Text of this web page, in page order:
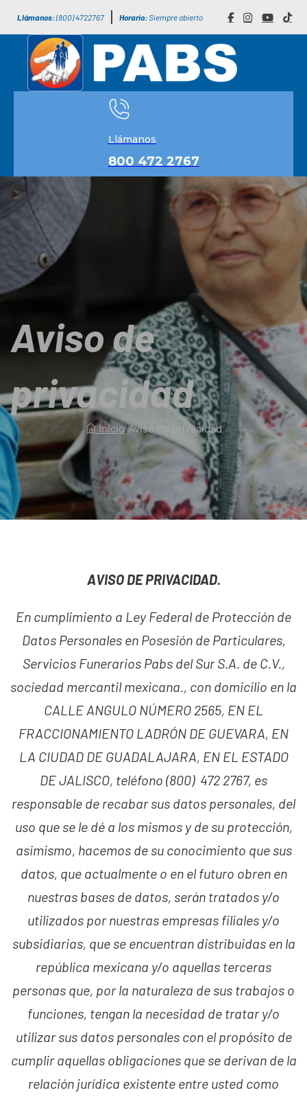
Llámanos:(800) 4722767 Horario:Siempre abierto
Llámanos
800 472 2767
Aviso de
privacidad
Inicio/Aviso de privacidad
AVISO DE PRIVACIDAD.
En cumplimiento a Ley Federal de Protección de
Datos Personales en Posesión de Particulares,
Servicios Funerarios Pabs del Sur S.A. de C.V.,
sociedad mercantil mexicana., con domicilio en la
CALLE ANGULO NÚMERO 2565, EN EL
FRACCIONAMIENTO LADRÓN DE GUEVARA, EN
LA CIUDAD DE GUADALAJARA, EN EL ESTADO
DE JALISCO, teléfono (800) 472 2767, es
responsable de recabar sus datos personales, del
uso que se le dé a los mismos y de su protección,
asimismo, hacemos de su conocimiento que sus
datos, que actualmente o en el futuro obren en
nuestras bases de datos, serán tratados y/o
utilizados por nuestras empresas filiales y/o
subsidiarias, que se encuentran distribuidas en la
república mexicana y/o aquellas terceras
personas que, por la naturaleza de sus trabajos o
funciones, tengan la necesidad de tratar y/o
utilizar sus datos personales con el propósito de
cumplir aquellas obligaciones que se derivan de la
relación jurídica existente entre usted como